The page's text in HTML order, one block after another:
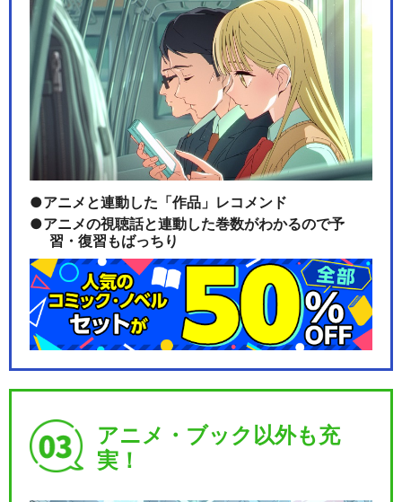
アニメと連動した「作品」レコメンド
アニメの視聴話と連動した巻数がわかるので予
習・復習もばっちり
アニメ・ブック以外も充
実！